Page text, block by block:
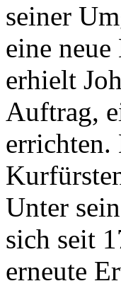
seiner
eine
erhielt
Auftrag,
errichten.
Unter
sich seit
erneute